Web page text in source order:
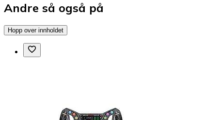
Andre så også på
Hopp over innholdet